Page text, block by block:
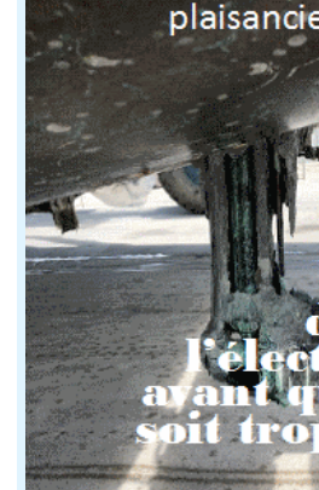
Un peu lourd par petit
Vaigrages fragiles
Ne s'échoue pas à plat
Mais que lui manque-t-il ?
Mis à part quelques kilos en
L'équivalent aujourd'hui ?
Le Micro reste populaire en